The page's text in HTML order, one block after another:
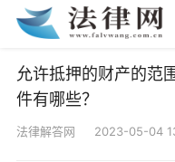
允许抵押的财产的范
件有哪些？
法律解答网 2023-05-04